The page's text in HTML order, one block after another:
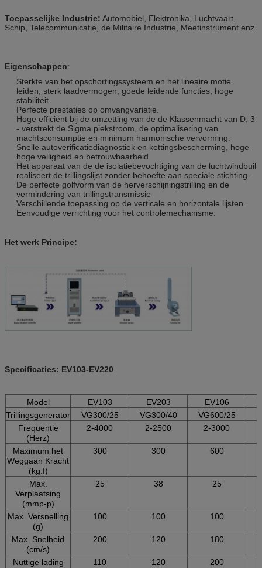
Toepasselijke Industrie: Automobiel, Elektronika, Luchtvaart,
Schip, Telecommunicatie, de Militaire Industrie, Meetinstrument enz.
Eigenschappen:
Sterkte van het opschortingssysteem en het lineaire motie
leiden, sterk laadvermogen, goede leidende functies, hoge
stabiliteit.
Perfecte prestaties op omvangvariatie.
Hoge efficiënt bij de omzetting van de de Klassenmacht van D, 3
- verstrekt de Sigma piekstroom, de optimalisering van
machtsconsumptie en minimum harmonische vervorming.
Snelle autoverificatiediagnostiek en kettingsbescherming, hoge
hoge veiligheid en betrouwbaarheid
Het apparaat van de de isolatiebevochtiging van de luchtwindbuil
realiseert de trillingslijst zonder behoefte aan speciale stichting.
De perfecte golfvorm van de herverschijningstrilling en de
vermindering van trillingstransmissie
Verschillende toepassing op de verticale en horizontale lijsten.
Eenvoudige verrichting voor het controlemechanisme.
Het werk Principe:
Specificaties: EV103-EV220
Model EV103 EV203
EV106
Trillingsgenerator
VG300/25 VG300/40 VG600/25
Frequentie
(Herz)
2-4000 2-2500 2-3000
Maximum het
Weggaan Kracht
(kg.f)
300 300 600
Max.
Verplaatsing
(mmp-p)
25 38 25
Max. Versnelling
(g)
100 100 100
Max. Snelheid
(cm/s)
200 120 180
Nuttige lading
110 120 200